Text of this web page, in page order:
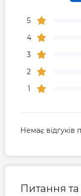
5
4
3
2
1
Немає відгуків
Питання та